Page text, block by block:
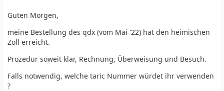
Guten Morgen,
meine Bestellung des qdx (vom Mai '22) hat den heimischen
Zoll erreicht.
Prozedur soweit klar, Rechnung, Überweisung und Besuch.
Falls notwendig, welche taric Nummer würdet ihr verwenden
?